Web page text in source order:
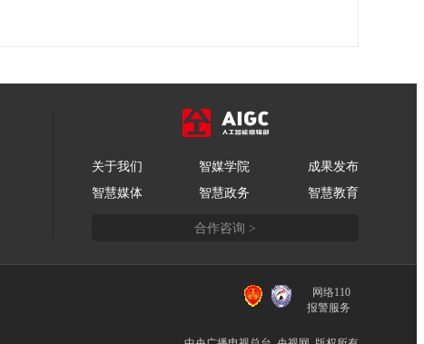
关于我们 智媒学院
成果发布
智慧媒体
智慧政务 智慧教育
合作咨询 >
网络110
报警服务